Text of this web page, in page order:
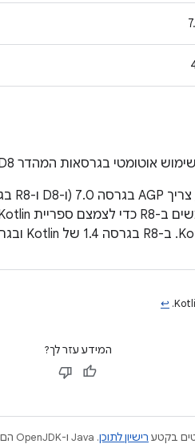
↩
המידע עזר לך?
בקטע רישיון לתוכן